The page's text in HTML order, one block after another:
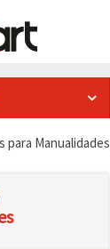
para Manualidades